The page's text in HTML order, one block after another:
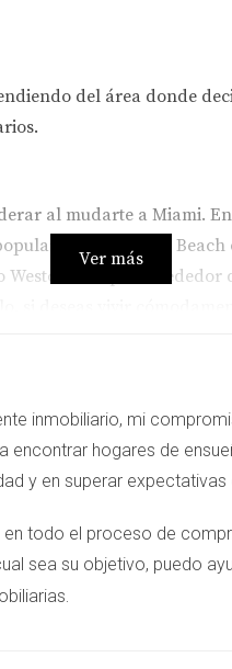
del área donde
al mudarte a Miami.
como South
por alrededor
Los costos de
Ver más
inmobiliario, mi
encontrar hogares de
y en superar
en todo el proceso de
sea su objetivo, puedo